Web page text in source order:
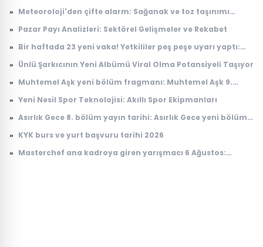
» Meteoroloji'den çifte alarm: Sağanak ve toz taşınımı
» Pazar Payı Analizleri: Sektörel Gelişmeler ve Rekabet
» Bir haftada 23 yeni vaka! Yetkililer peş peşe uyarı yaptı:
» Ünlü Şarkıcının Yeni Albümü Viral Olma Potansiyeli Taşıyor
» Muhtemel Aşk yeni bölüm fragmanı: Muhtemel Aşk 9.
» Yeni Nesil Spor Teknolojisi: Akıllı Spor Ekipmanları
» Asırlık Gece 8. bölüm yayın tarihi: Asırlık Gece yeni bölüm
» KYK burs ve yurt başvuru tarihi 2026
» Masterchef ana kadroya giren yarışmacı 6 Ağustos: